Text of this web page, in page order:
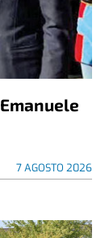
7 AGOSTO 2026